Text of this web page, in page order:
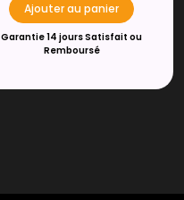
Ajouter au panier
Garantie 14 jours Satisfait ou
Remboursé